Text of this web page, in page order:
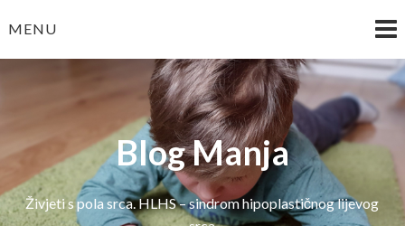
toMENU
Blog Manja
Živjeti s pola srca. HLHS – sindrom hipoplastičnog lijevog